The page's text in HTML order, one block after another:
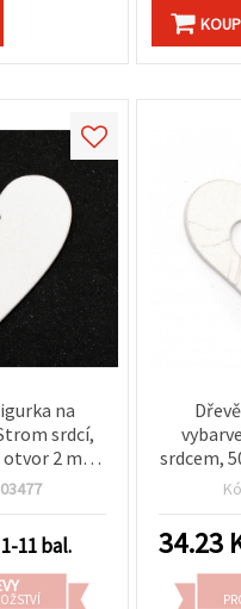
na
srdcí,
otvor 2 mm,
ks
1-11 bal.
srdcem,
34.23